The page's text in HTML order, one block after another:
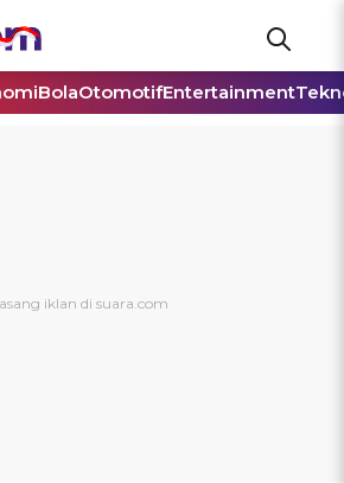
BolaOtomotifEntertainment